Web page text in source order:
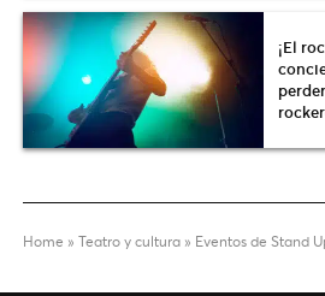
¡El
Home » Teatro y cultura » Eventos de Stand